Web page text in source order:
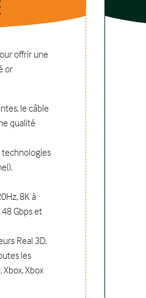
offrir une
or
le câble
qualité
technologies
8K à
Gbps et
Real 3D,
les
Xbox